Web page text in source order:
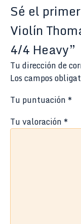
Sé el
Violín
4/4 Heavy”
Tu dirección de
Los campos
Tu puntuación *
Tu valoración *